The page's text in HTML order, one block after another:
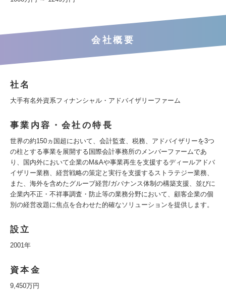
会社概要
社名
大手有名外資系フィナンシャル・アドバイザリーファーム
事業内容・会社の特長
世界の約150ヵ国超において、会計監査、税務、アドバイザリーを3つ
の柱とする事業を展開する国際会計事務所のメンバーファームであ
り、国内外において企業のM&Aや事業再生を支援するディールアドバ
イザリー業務、経営戦略の策定と実行を支援するストラテジー業務、
また、海外を含めたグループ経営/ガバナンス体制の構築支援、並びに
企業内不正・不祥事調査・防止等の業務分野において、顧客企業の個
別の経営改題に焦点を合わせた的確なソリューションを提供します。
設立
2001年
資本金
9,450万円